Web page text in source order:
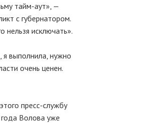
тайм-аут», —
с губернатором.
нельзя исключать».
я выполнила, нужно
очень ценен.
пресс-службу
Волова уже